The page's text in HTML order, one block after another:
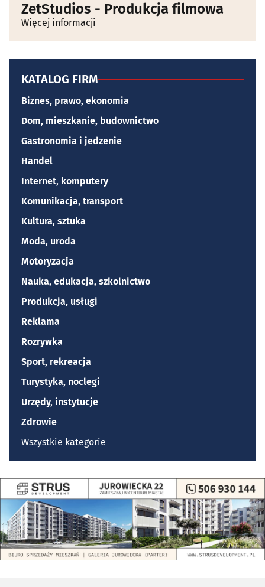
ZetStudios - Produkcja filmowa
Więcej informacji
KATALOG FIRM
Biznes, prawo, ekonomia
Dom, mieszkanie, budownictwo
Gastronomia i jedzenie
Handel
Internet, komputery
Komunikacja, transport
Kultura, sztuka
Moda, uroda
Motoryzacja
Nauka, edukacja, szkolnictwo
Produkcja, usługi
Reklama
Rozrywka
Sport, rekreacja
Turystyka, noclegi
Urzędy, instytucje
Zdrowie
Wszystkie kategorie